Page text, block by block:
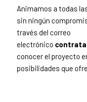
Animamos a todas
sin ningún
través del correo
electrónico
conocer el proyecto
posibilidades que